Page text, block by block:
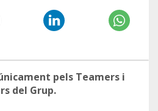
pels Teamers i
del Grup.